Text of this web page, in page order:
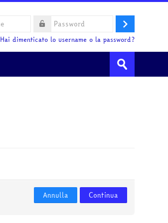
Login
Hai dimenticato lo username o la password?
Invia
Annulla Continua